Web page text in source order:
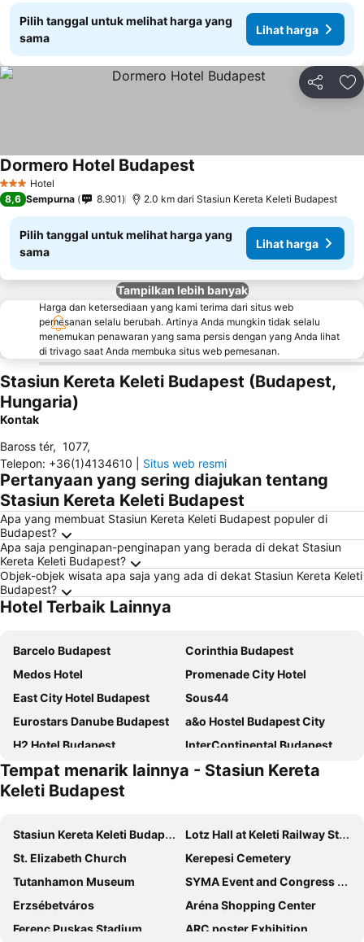
Pilih tanggal untuk melihat harga yang
sama
Lihat harga
Bagikan
3 BintangHotel
Dormero Hotel Budapest
8,6 Sempurna 8.901 2.0 km dari Stasiun Kereta Keleti Budapest
Pilih tanggal untuk melihat harga yang
sama
Lihat harga
Tampilkan lebih banyak
Harga dan ketersediaan yang kami terima dari situs web
pemesanan selalu berubah. Artinya Anda mungkin tidak selalu
menemukan penawaran yang sama persis dengan yang Anda lihat
di trivago saat Anda membuka situs web pemesanan.
Stasiun Kereta Keleti Budapest (Budapest,
Hungaria)
Kontak
Baross tér, 1077,
Telepon: +36(1)4134610 Situs web resmi
Pertanyaan yang sering diajukan tentang
Stasiun Kereta Keleti Budapest
Apa yang membuat Stasiun Kereta Keleti Budapest populer di
Budapest?
Apa saja penginapan-penginapan yang berada di dekat Stasiun
Kereta Keleti Budapest?
Objek-objek wisata apa saja yang ada di dekat Stasiun Kereta Keleti
Budapest?
Hotel Terbaik Lainnya
Barcelo Budapest
Corinthia Budapest
Medos Hotel
Promenade City Hotel
East City Hotel Budapest
Sous44
Eurostars Danube Budapest
a&o Hostel Budapest City
H2 Hotel Budapest
InterContinental Budapest by IHG
Mercure Budapest Castle Hill
Kempinski Hotel Corvinus Budapest
Novotel Budapest Danube
Carlton Hotel Buda Castle
Continental Hotel Budapest
Hotel Bristol Budapest
Carat Boutique Hotel
Mercure Budapest City Center Hotel
Danubius Hotel Arena
Aurea Ana Palace Hotel
Full Moon Budapest
Movenpick Budapest Centrum
Fashion City Hotel
Tempat menarik lainnya - Stasiun Kereta
Keleti Budapest
Stasiun Kereta Keleti Budapest
Lotz Hall at Keleti Railway Station
St. Elizabeth Church
Kerepesi Cemetery
Tutanhamon Museum
SYMA Event and Congress Centre
Erzsébetváros
Aréna Shopping Center
Ferenc Puskas Stadium
ARC poster Exhibition